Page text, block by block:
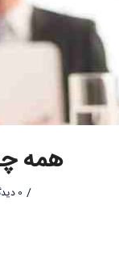
همه
/ 0 دیدگاه